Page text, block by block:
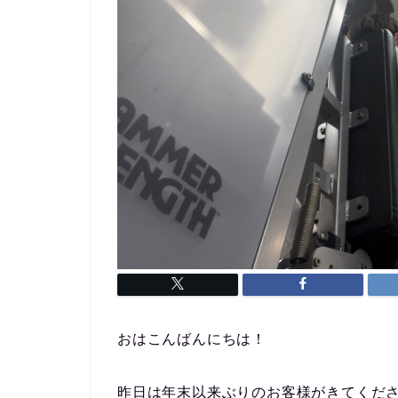
おはこんばんにちは！
昨日は年末以来ぶりのお客様がきてくだ